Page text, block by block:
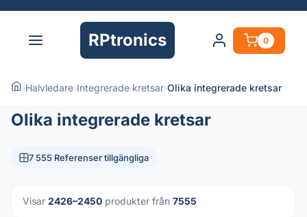
RPtronics 0
›Halvledare›Integrerade kretsar›Olika integrerade kretsar
Olika integrerade kretsar
7 555 Referenser tillgängliga
Visar 2426–2450 produkter från 7555